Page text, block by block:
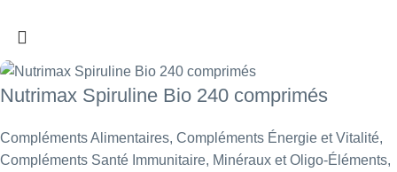
Nutrimax Spiruline Bio 240 comprimés
Compléments Alimentaires, Compléments Énergie et Vitalité,
Compléments Santé Immunitaire, Minéraux et Oligo-Éléments,